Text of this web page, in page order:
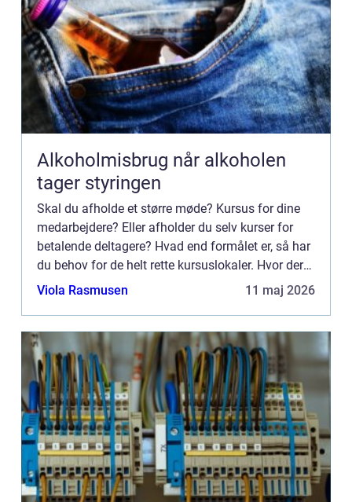
Alkoholmisbrug når alkoholen
tager styringen
Skal du afholde et større møde? Kursus for dine
medarbejdere? Eller afholder du selv kurser for
betalende deltagere? Hvad end formålet er, så har
du behov for de helt rette kursuslokaler. Hvor der
er plads til dine deltagern...
Viola Rasmusen 11 maj 2026